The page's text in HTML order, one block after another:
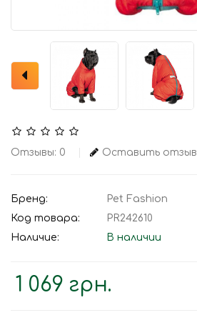
Отзывы: 0 Оставить отзыв
Бренд:
Pet Fashion
Код товара:
PR242610
Наличие:
В наличии
1 069 грн.